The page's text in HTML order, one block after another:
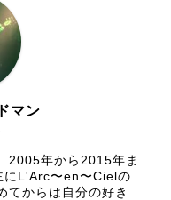
マン
2005年から2015年ま
にL'Arc〜en〜Cielの
てからは自分の好き